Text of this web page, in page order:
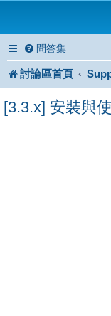
問答集
討論區首頁
[3.3.x] 安裝與